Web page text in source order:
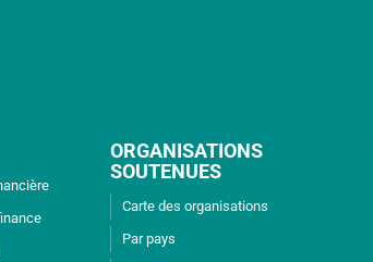
ORGANISATIONS
SOUTENUES
Carte des organisations
Par pays